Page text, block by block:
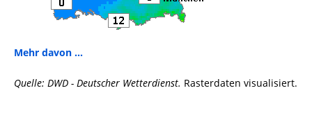
Mehr davon ...
Quelle: DWD - Deutscher Wetterdienst. Rasterdaten visualisiert.